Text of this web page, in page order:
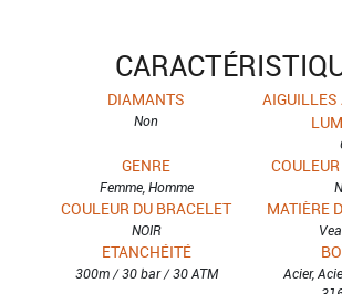
DIAMANTS
Non
AIGUILLES
GENRE
Femme, Homme
COULEUR DU BRACELET
NOIR
MATIÈRE
ETANCHÉITÉ
300m / 30 bar / 30 ATM
Acier,